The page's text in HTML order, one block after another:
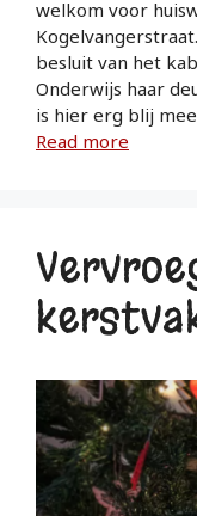
welkom voor
besluit van het
Onderwijs haar
is hier erg blij
Read more